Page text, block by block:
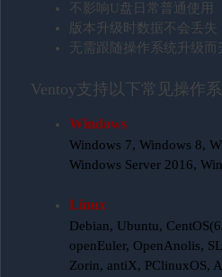
不影响U盘日常普通使用
版本升级时数据不会丢失
无需跟随操作系统升级而
Ventoy支持以下常见操作系
Windows
Windows 7, Windows 8,
Windows Server 2016,
Linux
Debian, Ubuntu,
openEuler, OpenAnolis,
Zorin, antiX, PClinuxOS,